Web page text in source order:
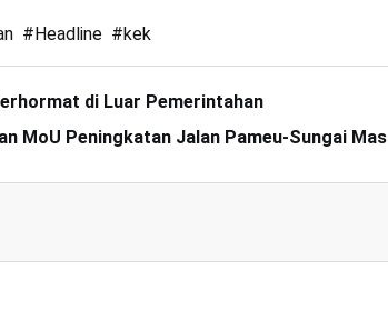
#Headline #kek
di Luar Pemerintahan
MoU Peningkatan Jalan Pameu-Sungai Mas